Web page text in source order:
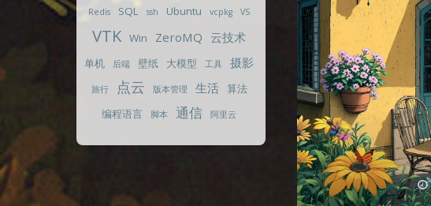
Redis SQL ssh Ubuntu vcpkg VS
VTK Win ZeroMQ 云技术
单机 后端 壁纸 大模型 工具 摄影
旅行 点云 版本管理 生活 算法
编程语言
脚本 通信 阿里云